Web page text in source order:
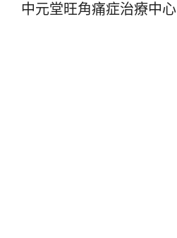
中元堂旺角痛症治療中心